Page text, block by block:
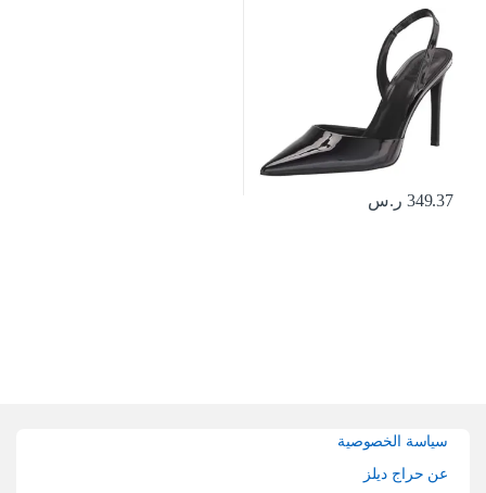
349.37 ر.س
سياسة الخصوصية
عن حراج ديلز